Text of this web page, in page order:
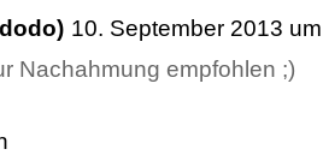
10. September 2013
Nachahmung empfohlen ;)